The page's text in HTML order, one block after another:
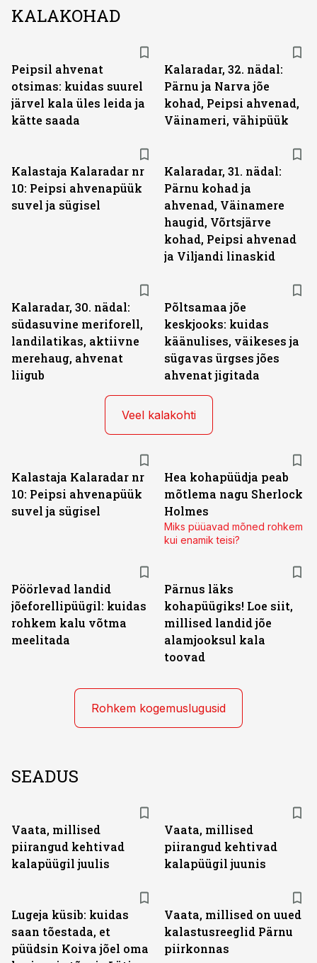
KALAKOHAD
Peipsil ahvenat
otsimas: kuidas suurel
järvel kala üles leida ja
kätte saada
Kalaradar, 32. nädal:
Pärnu ja Narva jõe
kohad, Peipsi ahvenad,
Väinameri, vähipüük
Kalastaja Kalaradar nr
10: Peipsi ahvenapüük
suvel ja sügisel
Kalaradar, 31. nädal:
Pärnu kohad ja
ahvenad, Väinamere
haugid, Võrtsjärve
kohad, Peipsi ahvenad
ja Viljandi linaskid
Kalaradar, 30. nädal:
südasuvine meriforell,
landilatikas, aktiivne
merehaug, ahvenat
liigub
Põltsamaa jõe
keskjooks: kuidas
käänulises, väikeses ja
sügavas ürgses jões
ahvenat jigitada
Veel kalakohti
Kalastaja Kalaradar nr
10: Peipsi ahvenapüük
suvel ja sügisel
Hea kohapüüdja peab
mõtlema nagu Sherlock
Holmes
Miks püüavad mõned rohkem
kui enamik teisi?
Pöörlevad landid
jõeforellipüügil: kuidas
rohkem kalu võtma
meelitada
Pärnus läks
kohapüügiks! Loe siit,
millised landid jõe
alamjooksul kala
toovad
Rohkem kogemuslugusid
SEADUS
Vaata, millised
piirangud kehtivad
kalapüügil juulis
Vaata, millised
piirangud kehtivad
kalapüügil juunis
Lugeja küsib: kuidas
saan tõestada, et
püüdsin Koiva jõel oma
Vaata, millised on uued
kalastusreeglid Pärnu
piirkonnas